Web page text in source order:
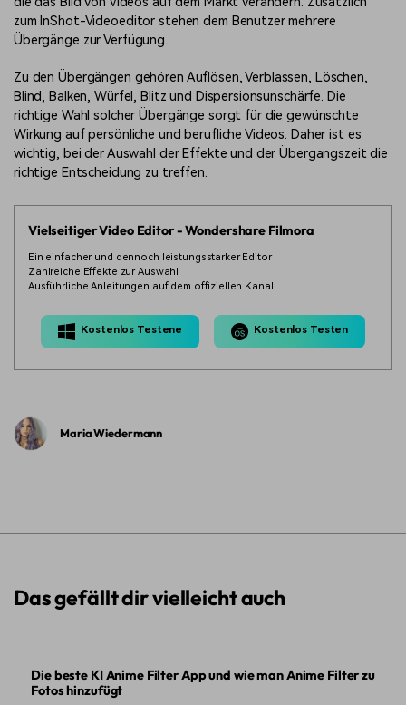
zum InShot-Videoeditor stehen dem Benutzer mehrere
Übergänge zur Verfügung.
Zu den Übergängen gehören Auflösen, Verblassen, Löschen,
Blind, Balken, Würfel, Blitz und Dispersionsunschärfe. Die
richtige Wahl solcher Übergänge sorgt für die gewünschte
Wirkung auf persönliche und berufliche Videos. Daher ist es
wichtig, bei der Auswahl der Effekte und der Übergangszeit die
richtige Entscheidung zu treffen.
Vielseitiger Video Editor - Wondershare Filmora
Ein einfacher und dennoch leistungsstarker Editor
Zahlreiche Effekte zur Auswahl
Ausführliche Anleitungen auf dem offiziellen Kanal
Kostenlos Testene Kostenlos Testen
Maria Wiedermann
Das gefällt dir vielleicht auch
Die beste KI Anime Filter App und wie man Anime Filter zu
Fotos hinzufügt